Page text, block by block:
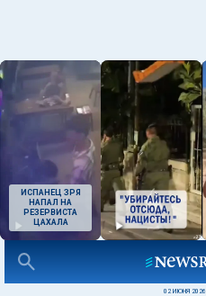
ИСПАНЕЦ ЗРЯ
НАПАЛ НА
РЕЗЕРВИСТА
ЦАХАЛА
02 ИЮНЯ 2026